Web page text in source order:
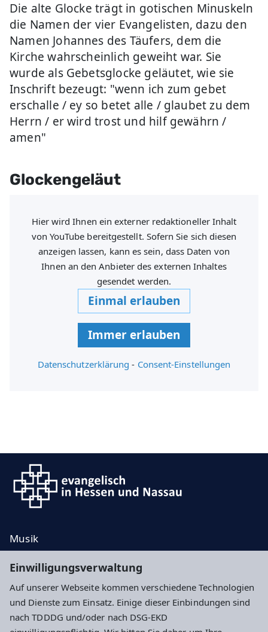
Einwilligungsverwaltung
Auf unserer Webseite kommen verschiedene Technologien
und Dienste zum Einsatz. Einige dieser Einbindungen sind
nach TDDDG und/oder nach DSG-EKD
Die alte Glocke trägt in gotischen Minuskeln
die Namen der vier Evangelisten, dazu den
Namen Johannes des Täufers, dem die
Kirche wahrscheinlich geweiht war. Sie
wurde als Gebetsglocke geläutet, wie sie
Inschrift bezeugt: "wenn ich zum gebet
erschalle / ey so betet alle / glaubet zu dem
Herrn / er wird trost und hilf gewährn /
amen"
Glockengeläut
Hier wird Ihnen ein externer redaktioneller Inhalt
von YouTube bereitgestellt. Sofern Sie sich diesen
anzeigen lassen, kann es sein, dass Daten von
Ihnen an den Anbieter des externen Inhaltes
gesendet werden.
Einmal erlauben
Immer erlauben
Datenschutzerklärung - Consent-Einstellungen
Musik
Kontakt
Spenden
Impressum Datenschutz Cookie-Einstellungen